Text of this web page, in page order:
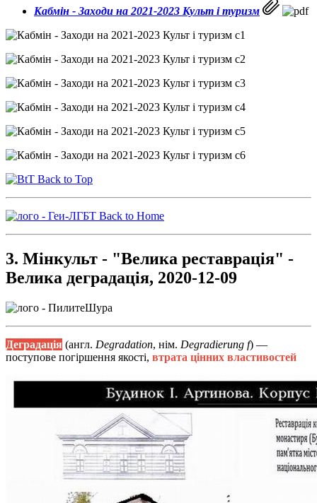
Кабмін - Заходи на 2021-2023 Культ і туризм
Back to Top
Back to Home
3. Мінкульт - "Велика реставрація" -
Велика деградація, 2020-12-09
Деградація (англ. Degradation, нім. Degradierung f) —
поступове погіршення якості, втрата цінних властивостей